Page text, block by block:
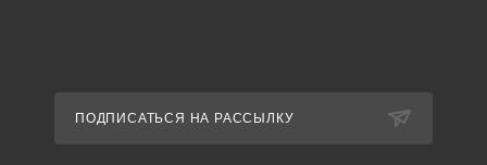
ПОДПИСАТЬСЯ НА РАССЫЛКУ